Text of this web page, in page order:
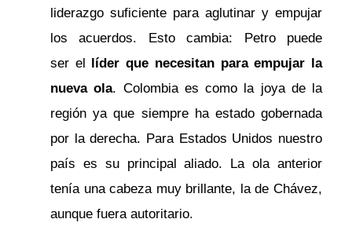
liderazgo suficiente para aglutinar y empujar
los acuerdos. Esto cambia: Petro puede
ser el líder que necesitan para empujar la
nueva ola. Colombia es como la joya de la
región ya que siempre ha estado gobernada
por la derecha. Para Estados Unidos nuestro
país es su principal aliado. La ola anterior
tenía una cabeza muy brillante, la de Chávez,
aunque fuera autoritario.